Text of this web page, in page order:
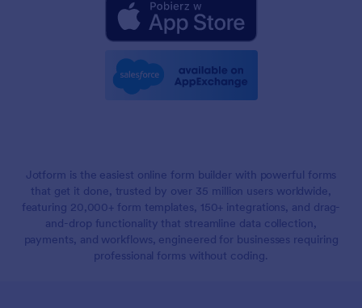
Jotform is the easiest online form builder with powerful forms
that get it done, trusted by over 35 million users worldwide,
featuring 20,000+ form templates, 150+ integrations, and drag-
and-drop functionality that streamline data collection,
payments, and workflows, engineered for businesses requiring
professional forms without coding.